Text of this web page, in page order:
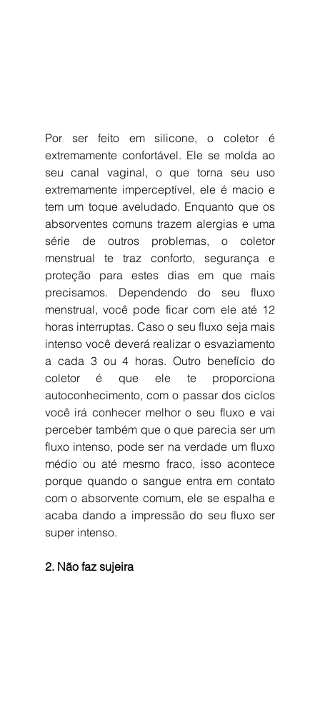
Por ser feito em silicone, o coletor é
extremamente confortável. Ele se molda ao
seu canal vaginal, o que torna seu uso
extremamente imperceptível, ele é macio e
tem um toque aveludado. Enquanto que os
absorventes comuns trazem alergias e uma
série de outros problemas, o coletor
menstrual te traz conforto, segurança e
proteção para estes dias em que mais
precisamos. Dependendo do seu fluxo
menstrual, você pode ficar com ele até 12
horas interruptas. Caso o seu fluxo seja mais
intenso você deverá realizar o esvaziamento
a cada 3 ou 4 horas. Outro benefício do
coletor é que ele te proporciona
autoconhecimento, com o passar dos ciclos
você irá conhecer melhor o seu fluxo e vai
perceber também que o que parecia ser um
fluxo intenso, pode ser na verdade um fluxo
médio ou até mesmo fraco, isso acontece
porque quando o sangue entra em contato
com o absorvente comum, ele se espalha e
acaba dando a impressão do seu fluxo ser
super intenso.
2. Não faz sujeira